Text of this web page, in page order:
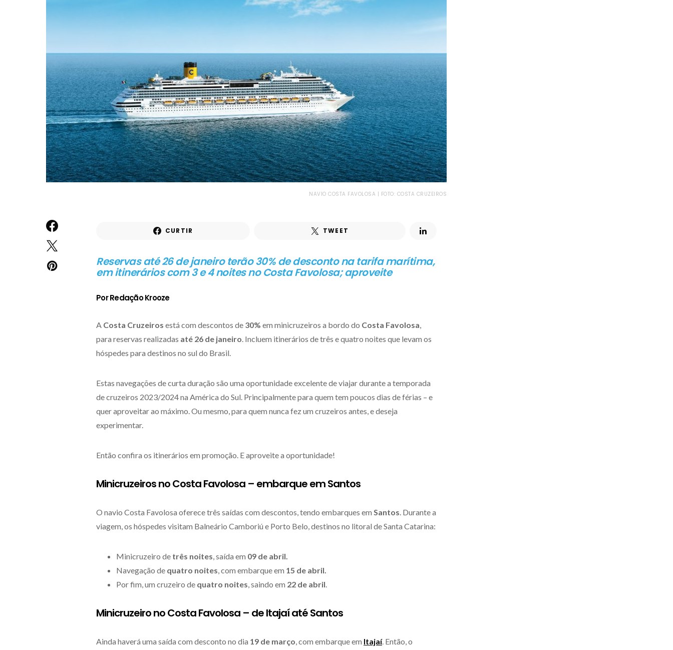
NAVIO COSTA FAVOLOSA | FOTO: COSTA CRUZEIROS
CURTIR TWEET
Reservas até 26 de janeiro terão 30% de desconto na tarifa marítima,
em itinerários com 3 e 4 noites no Costa Favolosa; aproveite
Por Redação Krooze
A Costa Cruzeiros está com descontos de 30% em minicruzeiros a bordo do Costa Favolosa,
para reservas realizadas até 26 de janeiro. Incluem itinerários de três e quatro noites que levam os
hóspedes para destinos no sul do Brasil.
Estas navegações de curta duração são uma oportunidade excelente de viajar durante a temporada
de cruzeiros 2023/2024 na América do Sul. Principalmente para quem tem poucos dias de férias – e
quer aproveitar ao máximo. Ou mesmo, para quem nunca fez um cruzeiros antes, e deseja
experimentar.
Então confira os itinerários em promoção. E aproveite a oportunidade!
Minicruzeiros no Costa Favolosa – embarque em Santos
O navio Costa Favolosa oferece três saídas com descontos, tendo embarques em Santos. Durante a
viagem, os hóspedes visitam Balneário Camboriú e Porto Belo, destinos no litoral de Santa Catarina:
Minicruzeiro de três noites, saída em 09 de abril.
Navegação de quatro noites, com embarque em 15 de abril.
Por fim, um cruzeiro de quatro noites, saindo em 22 de abril.
Minicruzeiro no Costa Favolosa – de Itajaí até Santos
Ainda haverá uma saída com desconto no dia 19 de março, com embarque em Itajaí. Então, o